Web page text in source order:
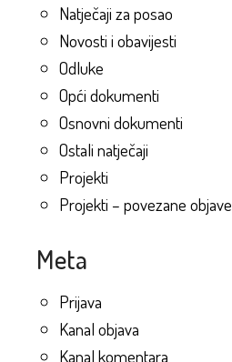
Natječaji za posao
Novosti i obavijesti
Odluke
Opći dokumenti
Osnovni dokumenti
Ostali natječaji
Projekti
Projekti – povezane objave
Meta
Prijava
Kanal objava
Kanal komentara